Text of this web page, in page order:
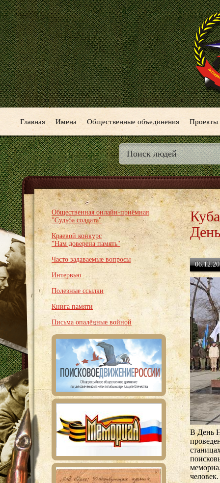
Главная Имена Общественные объединения Проекты
Общественная онлайн-приёмная
"Судьба солдата"
Краевой конкурс
"Нам доверена память"
Часто задаваемые вопросы
Интервью
Полезные ссылки
Книга памяти
Письма опалённые войной
В День
человек.